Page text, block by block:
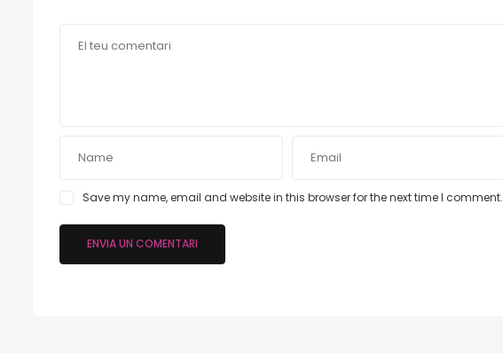
Save my name, email and website in this browser for the next time I comment.